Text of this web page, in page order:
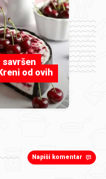
savršen
od ovih
Napiši komentar